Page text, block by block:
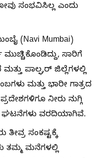
ಸಂಭವಿಸಿಲ್ಲ ಎಂದು
(Navi Mumbai)
ಮುಚ್ಚಿಕೊಂಡಿದ್ದು, ಸಾರಿಗೆ
ಪಾಲ್ಘರ್ ಜಿಲ್ಲೆಗಳಲ್ಲಿ
ಮತ್ತು ಭಾರೀ ಗಾತ್ರದ
ನೀರು ನುಗ್ಗಿ
ಘಟನೆಗಳು ವರದಿಯಾಗಿವೆ.
ಸಂಕಷ್ಟಕ್ಕೆ
ತಮ್ಮ ಮನೆಗಳಲ್ಲಿ